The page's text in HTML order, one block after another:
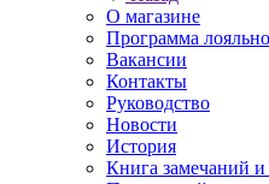
О магазине
Программа
Вакансии
Контакты
Руководство
Новости
История
Книга замечаний